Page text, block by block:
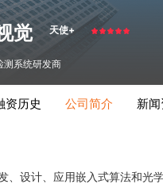
觉 天使+
测系统研发商
资历史 公司简介 新
、设计、应用嵌入式算法和光